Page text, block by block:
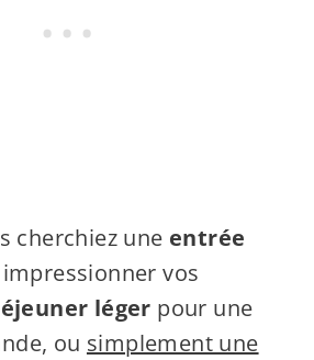
cherchiez une entrée
vos
léger pour une
ou simplement une